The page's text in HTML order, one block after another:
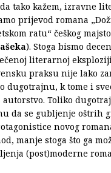
tako kažem, izravne
prijevod romana
ratu“ češkog
). Stoga bismo
literarnoj
praksu nije lako
dugotrajnu, k tome i
Toliko
da se gubljenje oštrih
novog
manje stoga što ga
(post)moderne